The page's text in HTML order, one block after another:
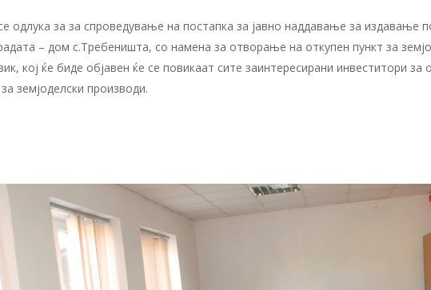
одлука заза спроведување на постапка за јавно наддавање за издавање
– дом с.Требеништа, со намена за отворање на откупен пункт за
кој ќе биде објавен ќе се повикаат сите заинтересирани инвеститори
земјоделски производи.